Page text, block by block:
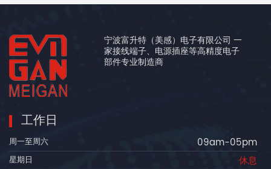
宁波富升特（美感）电子有限公司 一
家接线端子、电源插座等高精度电子
部件专业制造商
工作日
周一至周六 09am-05pm
星期日 休息